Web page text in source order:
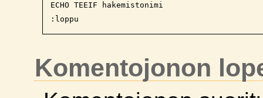
ECHO TEEIF hakemistonimi
Komentojonon